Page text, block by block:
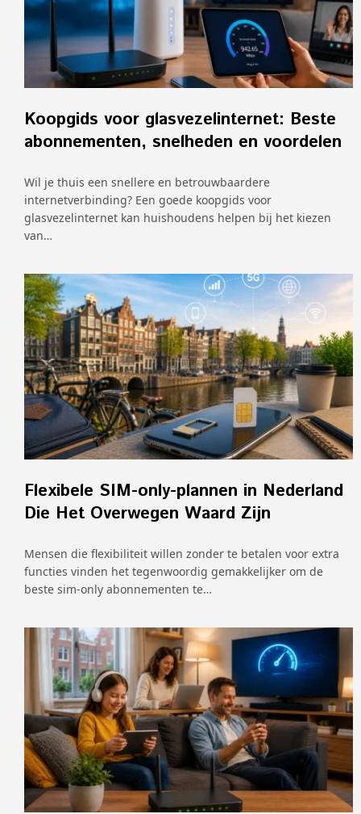
Koopgids voor glasvezelinternet: Beste
abonnementen, snelheden en voordelen
Wil je thuis een snellere en betrouwbaardere
internetverbinding? Een goede koopgids voor
glasvezelinternet kan huishoudens helpen bij het kiezen
van…
Flexibele SIM-only-plannen in Nederland
Die Het Overwegen Waard Zijn
Mensen die flexibiliteit willen zonder te betalen voor extra
functies vinden het tegenwoordig gemakkelijker om de
beste sim-only abonnementen te…